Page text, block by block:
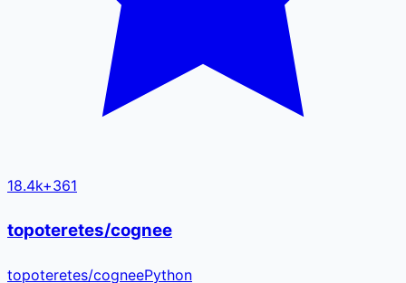
18.4k+361
topoteretes/cognee
topoteretes/cogneePython